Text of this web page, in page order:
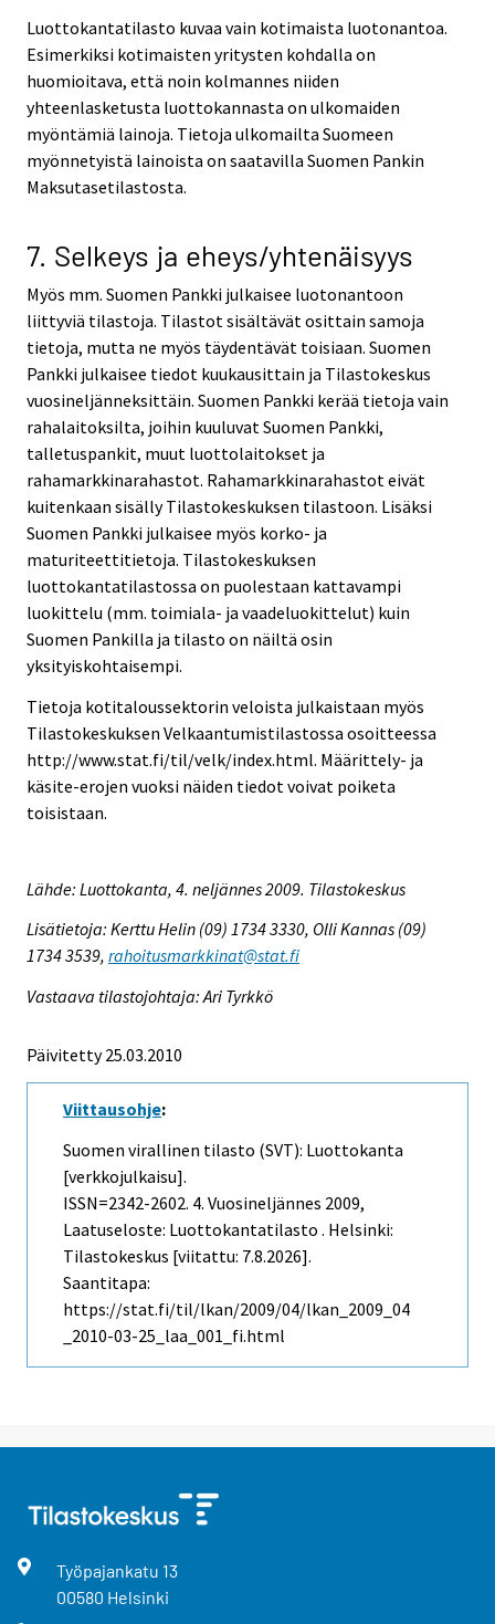
Luottokantatilasto kuvaa vain kotimaista luotonantoa.
Esimerkiksi kotimaisten yritysten kohdalla on
huomioitava, että noin kolmannes niiden
yhteenlasketusta luottokannasta on ulkomaiden
myöntämiä lainoja. Tietoja ulkomailta Suomeen
myönnetyistä lainoista on saatavilla Suomen Pankin
Maksutasetilastosta.
7. Selkeys ja eheys/yhtenäisyys
Myös mm. Suomen Pankki julkaisee luotonantoon
liittyviä tilastoja. Tilastot sisältävät osittain samoja
tietoja, mutta ne myös täydentävät toisiaan. Suomen
Pankki julkaisee tiedot kuukausittain ja Tilastokeskus
vuosineljänneksittäin. Suomen Pankki kerää tietoja vain
rahalaitoksilta, joihin kuuluvat Suomen Pankki,
talletuspankit, muut luottolaitokset ja
rahamarkkinarahastot. Rahamarkkinarahastot eivät
kuitenkaan sisälly Tilastokeskuksen tilastoon. Lisäksi
Suomen Pankki julkaisee myös korko- ja
maturiteettitietoja. Tilastokeskuksen
luottokantatilastossa on puolestaan kattavampi
luokittelu (mm. toimiala- ja vaadeluokittelut) kuin
Suomen Pankilla ja tilasto on näiltä osin
yksityiskohtaisempi.
Tietoja kotitaloussektorin veloista julkaistaan myös
Tilastokeskuksen Velkaantumistilastossa osoitteessa
http://www.stat.fi/til/velk/index.html. Määrittely- ja
käsite-erojen vuoksi näiden tiedot voivat poiketa
toisistaan.
Lähde: Luottokanta, 4. neljännes 2009. Tilastokeskus
Lisätietoja: Kerttu Helin (09) 1734 3330, Olli Kannas (09)
1734 3539, rahoitusmarkkinat@stat.fi
Vastaava tilastojohtaja: Ari Tyrkkö
Päivitetty 25.03.2010
Viittausohje:
Suomen virallinen tilasto (SVT): Luottokanta
[verkkojulkaisu].
ISSN=2342-2602. 4. Vuosineljännes 2009,
Laatuseloste: Luottokantatilasto . Helsinki:
Tilastokeskus [viitattu: 7.8.2026].
Saantitapa:
https://stat.fi/til/lkan/2009/04/lkan_2009_04
_2010-03-25_laa_001_fi.html
Työpajankatu 13
00580 Helsinki